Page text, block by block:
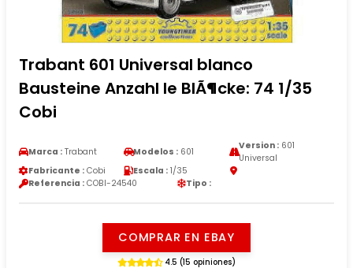
Trabant 601 Universal blanco
Bausteine Anzahl le BlÃ¶cke: 74 1/35
Cobi
Marca : Trabant Modelos : 601
Version :601
Universal
Fabricante : Cobi Escala : 1/35
Referencia : COBI-24540 Tipo :
COMPRAR EN EBAY
4.5 (15 opiniones)